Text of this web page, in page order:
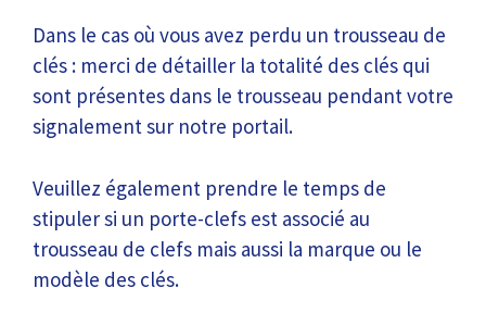
Dans le cas où vous avez perdu un trousseau de
clés : merci de détailler la totalité des clés qui
sont présentes dans le trousseau pendant votre
signalement sur notre portail.
Veuillez également prendre le temps de
stipuler si un porte-clefs est associé au
trousseau de clefs mais aussi la marque ou le
modèle des clés.